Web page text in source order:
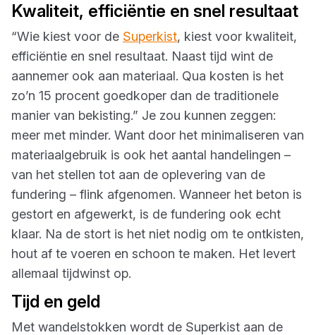
Kwaliteit, efficiëntie en snel resultaat
“Wie kiest voor de Superkist, kiest voor kwaliteit,
efficiëntie en snel resultaat. Naast tijd wint de
aannemer ook aan materiaal. Qua kosten is het
zo’n 15 procent goedkoper dan de traditionele
manier van bekisting.” Je zou kunnen zeggen:
meer met minder. Want door het minimaliseren van
materiaalgebruik is ook het aantal handelingen –
van het stellen tot aan de oplevering van de
fundering – flink afgenomen. Wanneer het beton is
gestort en afgewerkt, is de fundering ook echt
klaar. Na de stort is het niet nodig om te ontkisten,
hout af te voeren en schoon te maken. Het levert
allemaal tijdwinst op.
Tijd en geld
Met wandelstokken wordt de Superkist aan de